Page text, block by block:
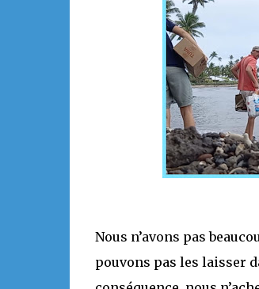
Nous n’avons pas
pouvons pas les laisser